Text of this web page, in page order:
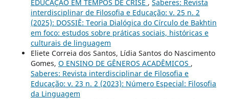
EDUCAÇÃO EM TEMPOS DE CRISE , Saberes: Revista
interdisciplinar de Filosofia e Educação: v. 25 n. 2
(2025): DOSSIÊ: Teoria Dialógica do Círculo de Bakhtin
em foco: estudos sobre práticas sociais, históricas e
culturais de linguagem
Eliete Correia dos Santos, Lídia Santos do Nascimento
Gomes, O ENSINO DE GÊNEROS ACADÊMICOS ,
Saberes: Revista interdisciplinar de Filosofia e
Educação: v. 23 n. 2 (2023): Número Especial: Filosofia
da Linguagem